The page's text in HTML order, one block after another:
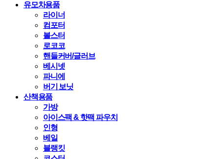
유모차용품
라이너
컴포터
볼스터
로코코
핸들커버/글러브
베시넷
파니에
버기 보닛
산책용품
가방
아이스팩 & 핫팩 파우치
인형
베일
블랭킷